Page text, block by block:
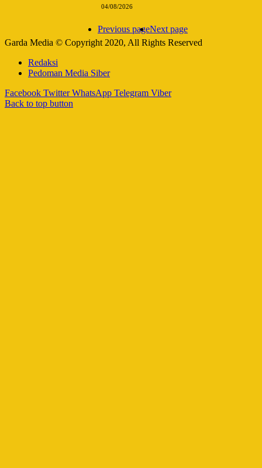
04/08/2026
Previous pageNext page
Garda Media © Copyright 2020, All Rights Reserved
Redaksi
Pedoman Media Siber
Facebook Twitter WhatsApp Telegram Viber
Back to top button